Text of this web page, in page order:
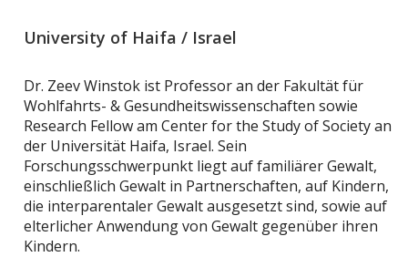
University of Haifa / Israel
Dr. Zeev Winstok ist Professor an der Fakultät für
Wohlfahrts- & Gesundheitswissenschaften sowie
Research Fellow am Center for the Study of Society an
der Universität Haifa, Israel. Sein
Forschungsschwerpunkt liegt auf familiärer Gewalt,
einschließlich Gewalt in Partnerschaften, auf Kindern,
die interparentaler Gewalt ausgesetzt sind, sowie auf
elterlicher Anwendung von Gewalt gegenüber ihren
Kindern.